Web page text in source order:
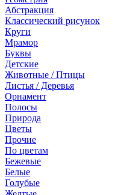
Абстракция
Классический рисунок
Круги
Мрамор
Буквы
Детские
Животные / Птицы
Листья / Деревья
Орнамент
Полосы
Природа
Цветы
Прочие
По цветам
Бежевые
Белые
Голубые